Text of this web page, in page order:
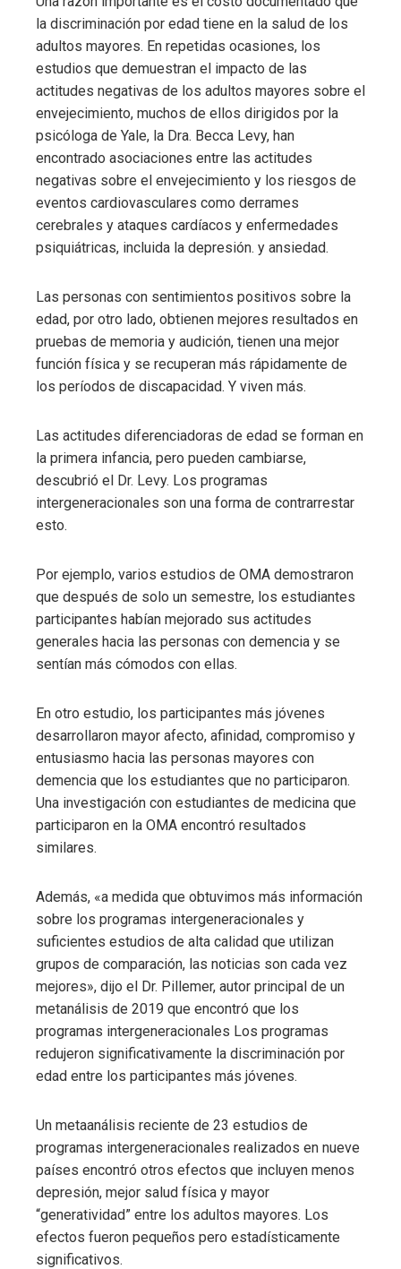
la discriminación por edad tiene en la salud de los
adultos mayores. En repetidas ocasiones, los
estudios que demuestran el impacto de las
actitudes negativas de los adultos mayores sobre el
envejecimiento, muchos de ellos dirigidos por la
psicóloga de Yale, la Dra. Becca Levy, han
encontrado asociaciones entre las actitudes
negativas sobre el envejecimiento y los riesgos de
eventos cardiovasculares como derrames
cerebrales y ataques cardíacos y enfermedades
psiquiátricas, incluida la depresión. y ansiedad.
Las personas con sentimientos positivos sobre la
edad, por otro lado, obtienen mejores resultados en
pruebas de memoria y audición, tienen una mejor
función física y se recuperan más rápidamente de
los períodos de discapacidad. Y viven más.
Las actitudes diferenciadoras de edad se forman en
la primera infancia, pero pueden cambiarse,
descubrió el Dr. Levy. Los programas
intergeneracionales son una forma de contrarrestar
esto.
Por ejemplo, varios estudios de OMA demostraron
que después de solo un semestre, los estudiantes
participantes habían mejorado sus actitudes
generales hacia las personas con demencia y se
sentían más cómodos con ellas.
En otro estudio, los participantes más jóvenes
desarrollaron mayor afecto, afinidad, compromiso y
entusiasmo hacia las personas mayores con
demencia que los estudiantes que no participaron.
Una investigación con estudiantes de medicina que
participaron en la OMA encontró resultados
similares.
Además, «a medida que obtuvimos más información
sobre los programas intergeneracionales y
suficientes estudios de alta calidad que utilizan
grupos de comparación, las noticias son cada vez
mejores», dijo el Dr. Pillemer, autor principal de un
metanálisis de 2019 que encontró que los
programas intergeneracionales Los programas
redujeron significativamente la discriminación por
edad entre los participantes más jóvenes.
Un metaanálisis reciente de 23 estudios de
programas intergeneracionales realizados en nueve
países encontró otros efectos que incluyen menos
depresión, mejor salud física y mayor
“generatividad” entre los adultos mayores. Los
efectos fueron pequeños pero estadísticamente
significativos.